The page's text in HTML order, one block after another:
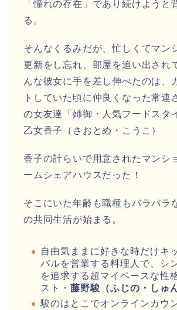
「憧れの存在」であり続けようと
る。
そんなくるみだが、忙しくてマン
更新をし忘れ、部屋を追い出され
んな彼女に手を差し伸べたのは、
トしていた頃に仲良くなった常連
の女友達「姉御・人気フードスタ
乙女香子（さおとめ・こうこ）
香子の計らいで用意されたマンシ
ームシェアハウスだった！
そこにいた年齢も職種もバラバラ
の共同生活が始まる。
自由気ままに好きな時だけキ
バルを営業する料理人で、シ
を追求する超マイペースな性
スト・ 藤野駿（ふじの・しゅ
駿のはとこでオンラインカウ